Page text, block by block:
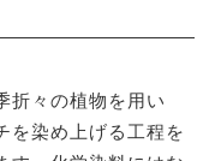
折々の植物を用い
を染め上げる工程を